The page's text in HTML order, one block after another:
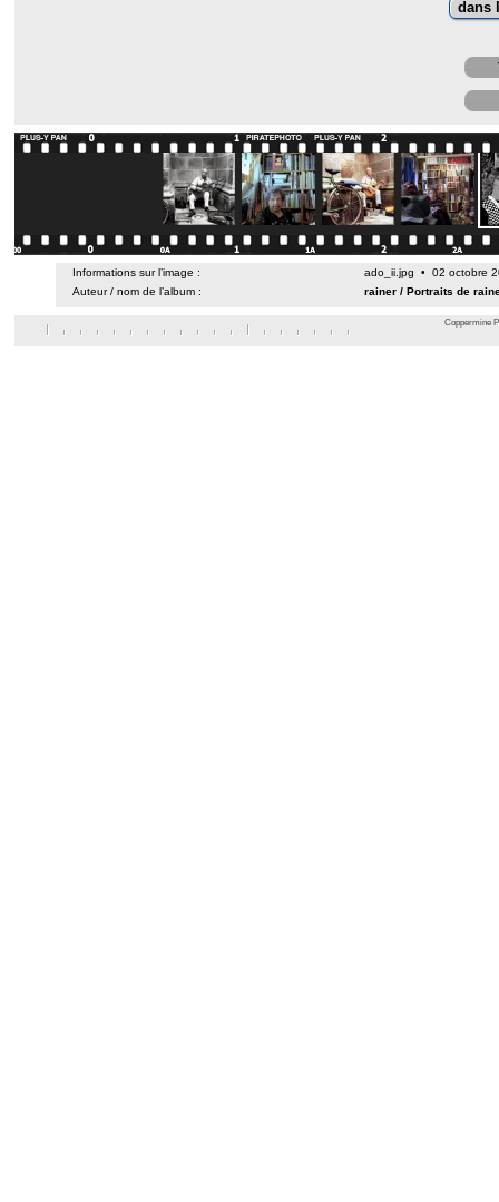
Informations sur l’image :
ado_ii.jpg • 02 octobre
Auteur / nom de l’album :
rainer / Portraits de
Coppermine